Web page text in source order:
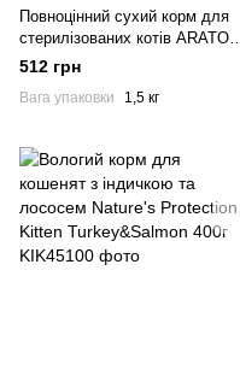
Повноцінний сухий корм для
стерилізованих котів ARATON
STERILISED Adult All Breeds
512 грн
Вага упаковки 1,5 кг